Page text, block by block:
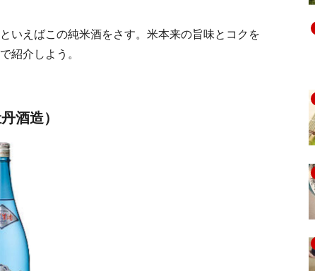
いえばこの純米酒をさす。米本来の旨味とコクを
紹介しよう。
酒造）